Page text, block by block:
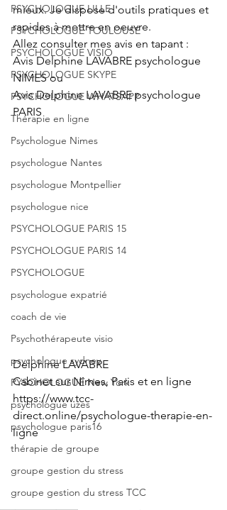
PSYCHOLOGUE LILLE
PSYCHOLOGUE TOULOUSE
PSYCHOLOGUE VISIO
PSYCHOLOGUE SKYPE
PSYCHOLOGUE WHATSAPP
Thérapie en ligne
Psychologue Nimes
psychologue Nantes
psychologue Montpellier
psychologue nice
PSYCHOLOGUE PARIS 15
PSYCHOLOGUE PARIS 14
PSYCHOLOGUE
psychologue expatrié
coach de vie
Psychothérapeute visio
psychologue sydney
PYSCHOLOGUE New York
psychologue uzes
psychologue paris16
thérapie de groupe
groupe gestion du stress
groupe gestion du stress TCC
mieux. Je dispose d'outils pratiques et
rapides à mettre en oeuvre.
Allez consulter mes avis en tapant :
Avis Delphine LAVABRE psychologue
NIMES ou
Avis Delphine LAVABRE psychologue
PARIS
Delphine LAVABRE
Cabinet sur Nîmes, Paris et en ligne
https://www.tcc-
direct.online/psychologue-therapie-en-
ligne